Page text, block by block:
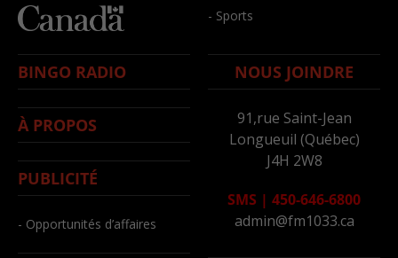
- Sports
BINGO RADIO
À PROPOS
PUBLICITÉ
- Opportunités d’affaires
NOUS JOINDRE
91,rue Saint-Jean
Longueuil (Québec)
J4H 2W8
SMS | 450-646-6800
admin@fm1033.ca